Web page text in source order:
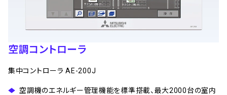
空調コントローラ
集中コントローラ AE-200J
空調機のエネルギー管理機能を標準搭載、最大2000台の室内